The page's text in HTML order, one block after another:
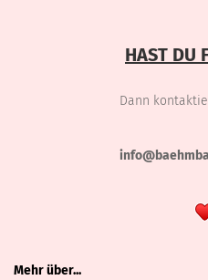
HAST DU
Dann
Mehr über...